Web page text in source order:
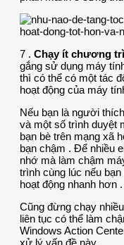
7 . Chạy ít chương
gắng sử dụng máy
thì có thể có một tác
hoạt động của máy
Nếu bạn là người
và một số trình duyệt
bạn bè trên mạng xã
bạn chậm . Để nhiều
nhớ mà làm chậm
trình cùng lúc nếu
hoạt động nhanh hơn .
Cũng đừng chạy
liên tục có thể làm
Windows Action
xử lý vấn đề này .